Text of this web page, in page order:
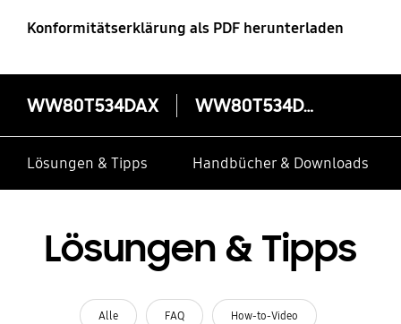
Konformitätserklärung als PDF herunterladen
WW80T534DAX WW80T534DAX
Lösungen & Tipps Handbücher & Downloads
Lösungen & Tipps
Alle FAQ How-to-Video